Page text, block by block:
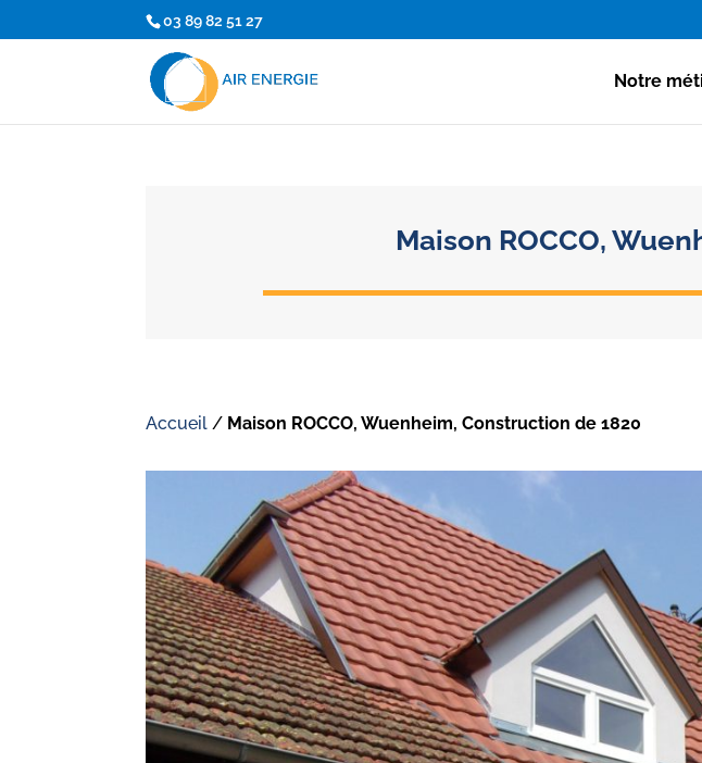
03 89 82 51 27
Notre
Maison ROCCO,
Accueil / Maison ROCCO, Wuenheim, Construction de 1820